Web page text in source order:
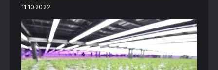
11.10.2022